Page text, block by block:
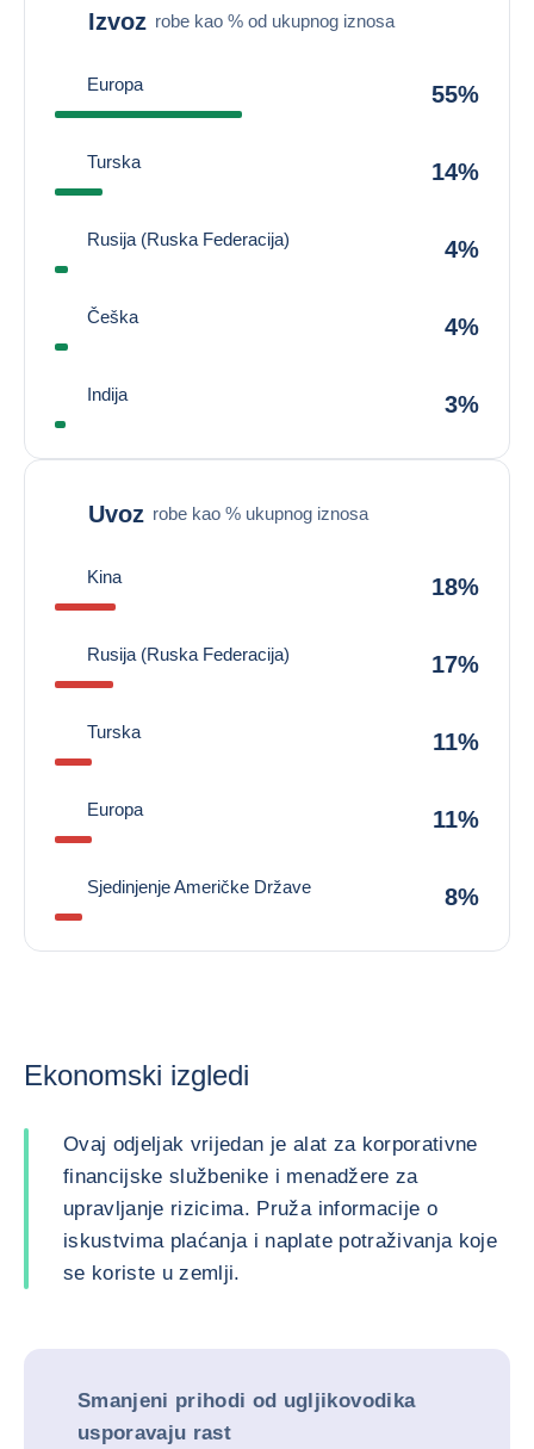
Izvoz robe kao % od ukupnog iznosa
Europa 55%
Turska 14%
Rusija (Ruska Federacija) 4%
Češka 4%
Indija 3%
Uvoz robe kao % ukupnog iznosa
Kina 18%
Rusija (Ruska Federacija) 17%
Turska 11%
Europa 11%
Sjedinjenje Američke Države 8%
Ekonomski izgledi
Ovaj odjeljak vrijedan je alat za korporativne
financijske službenike i menadžere za
upravljanje rizicima. Pruža informacije o
iskustvima plaćanja i naplate potraživanja koje
se koriste u zemlji.
Smanjeni prihodi od ugljikovodika
usporavaju rast